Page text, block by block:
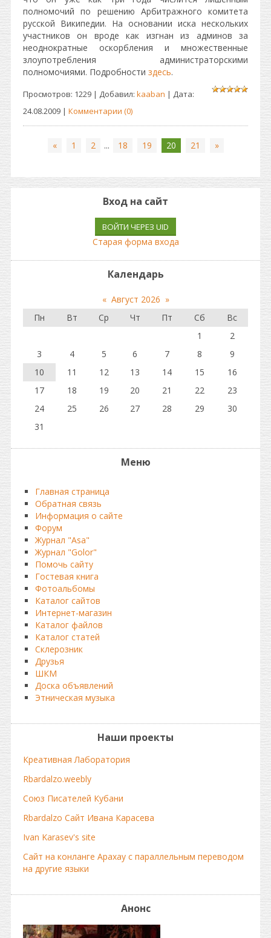
полномочий по решению Арбитражного комитета
русской Википедии. На основании иска нескольких
участников он вроде как изгнан из админов за
неоднократные оскорбления и множественные
злоупотребления администраторскими
полномочиями. Подробности здесь.
Просмотров: 1229 | Добавил: kaaban | Дата:
24.08.2009 | Комментарии (0)
« 1 2 ... 18 19 20 21 »
Вход на сайт
ВОЙТИ ЧЕРЕЗ UID
Старая форма входа
Календарь
« Август 2026 »
Пн
Вт Ср Чт Пт Сб
Вс
1
2
3
4 5 6 7 8
9
10
11 12 13 14 15
16
17
18 19 20 21 22
23
24
25 26 27 28 29
30
31
Меню
Главная страница
Обратная связь
Информация о сайте
Форум
Журнал "Asa"
Журнал "Golor"
Помочь сайту
Гостевая книга
Фотоальбомы
Каталог сайтов
Интернет-магазин
Каталог файлов
Каталог статей
Склерозник
Друзья
ШКМ
Доска объявлений
Этническая музыка
Наши проекты
Креативная Лаборатория
Rbardalzo.weebly
Союз Писателей Кубани
Rbardalzo Сайт Ивана Карасева
Ivan Karasev's site
Сайт на конланге Арахау с параллельным переводом
на другие языки
Анонс